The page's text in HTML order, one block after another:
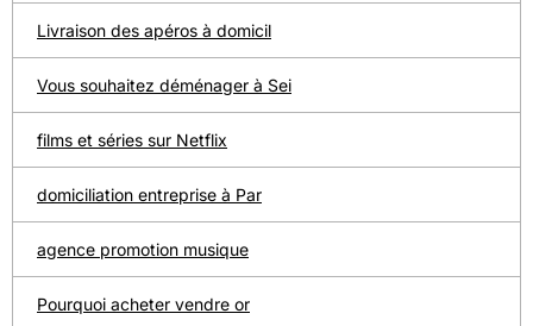
Livraison des apéros à domicil
Vous souhaitez déménager à Sei
films et séries sur Netflix
domiciliation entreprise à Par
agence promotion musique
Pourquoi acheter vendre or